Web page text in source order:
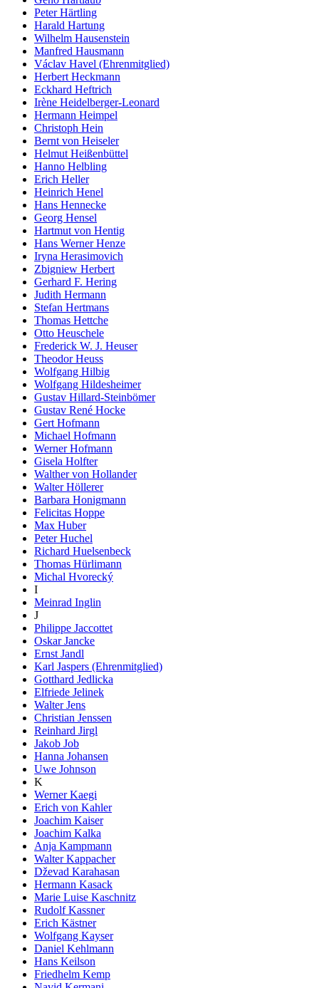
Peter Härtling
Harald Hartung
Wilhelm Hausenstein
Manfred Hausmann
Václav Havel (Ehrenmitglied)
Herbert Heckmann
Eckhard Heftrich
Irène Heidelberger-Leonard
Hermann Heimpel
Christoph Hein
Bernt von Heiseler
Helmut Heißenbüttel
Hanno Helbling
Erich Heller
Heinrich Henel
Hans Hennecke
Georg Hensel
Hartmut von Hentig
Hans Werner Henze
Iryna Herasimovich
Zbigniew Herbert
Gerhard F. Hering
Judith Hermann
Stefan Hertmans
Thomas Hettche
Otto Heuschele
Frederick W. J. Heuser
Theodor Heuss
Wolfgang Hilbig
Wolfgang Hildesheimer
Gustav Hillard-Steinbömer
Gustav René Hocke
Gert Hofmann
Michael Hofmann
Werner Hofmann
Gisela Holfter
Walther von Hollander
Walter Höllerer
Barbara Honigmann
Felicitas Hoppe
Max Huber
Peter Huchel
Richard Huelsenbeck
Thomas Hürlimann
Michal Hvorecký
I
Meinrad Inglin
J
Philippe Jaccottet
Oskar Jancke
Ernst Jandl
Karl Jaspers (Ehrenmitglied)
Gotthard Jedlicka
Elfriede Jelinek
Walter Jens
Christian Jenssen
Reinhard Jirgl
Jakob Job
Hanna Johansen
Uwe Johnson
K
Werner Kaegi
Erich von Kahler
Joachim Kaiser
Joachim Kalka
Anja Kampmann
Walter Kappacher
Dževad Karahasan
Hermann Kasack
Marie Luise Kaschnitz
Rudolf Kassner
Erich Kästner
Wolfgang Kayser
Daniel Kehlmann
Hans Keilson
Friedhelm Kemp